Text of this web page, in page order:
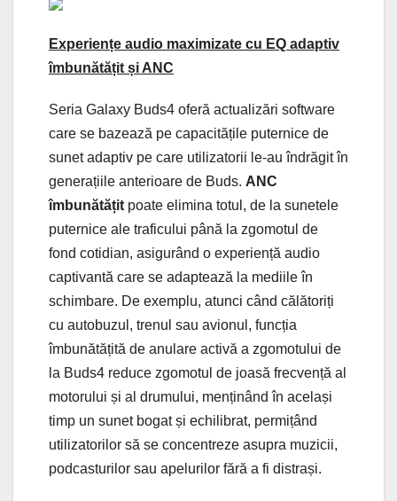
Experiențe audio maximizate cu EQ adaptiv
îmbunătățit și ANC
Seria Galaxy Buds4 oferă actualizări software
care se bazează pe capacitățile puternice de
sunet adaptiv pe care utilizatorii le-au îndrăgit în
generațiile anterioare de Buds. ANC
îmbunătățit poate elimina totul, de la sunetele
puternice ale traficului până la zgomotul de
fond cotidian, asigurând o experiență audio
captivantă care se adaptează la mediile în
schimbare. De exemplu, atunci când călătoriți
cu autobuzul, trenul sau avionul, funcția
îmbunătățită de anulare activă a zgomotului de
la Buds4 reduce zgomotul de joasă frecvență al
motorului și al drumului, menținând în același
timp un sunet bogat și echilibrat, permițând
utilizatorilor să se concentreze asupra muzicii,
podcasturilor sau apelurilor fără a fi distrași.